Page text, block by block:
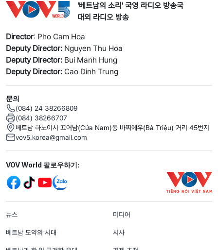
'베트남의 소리' 국영 라디오 방송국
대외 라디오 방송
Director: Pho Cam Hoa
Deputy Director: Nguyen Thu Hoa
Deputy Director: Bui Manh Hung
Deputy Director: Cao Dinh Trung
문의
(084) 24 38266809
(084) 38266707
베트남 하노이시 끄어남(Cửa Nam)동 바찌에우(Bà Triệu) 거리 45번지
vov5.korea@gmail.com
Mạng xã hội
VOV World 팔로우하기:
menu footer tiếng Hàn
뉴스 미디어
베트남 도약의 시대 시사